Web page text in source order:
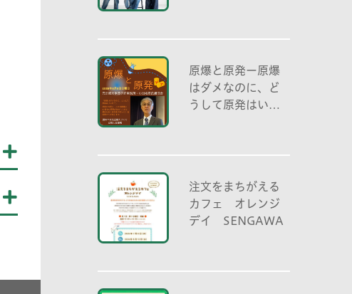
原爆と原発ー原爆
はダメなのに、ど
うして原発はいい
注文をまちがえる
カフェ オレンジ
デイ SENGAWA